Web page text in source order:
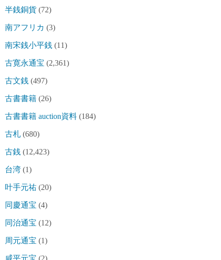
半銭銅貨 (72)
南アフリカ (3)
南宋銭小平銭 (11)
古寛永通宝 (2,361)
古文銭 (497)
古書書籍 (26)
古書書籍 auction資料 (184)
古札 (680)
古銭 (12,423)
台湾 (1)
叶手元祐 (20)
同慶通宝 (4)
同治通宝 (12)
周元通宝 (1)